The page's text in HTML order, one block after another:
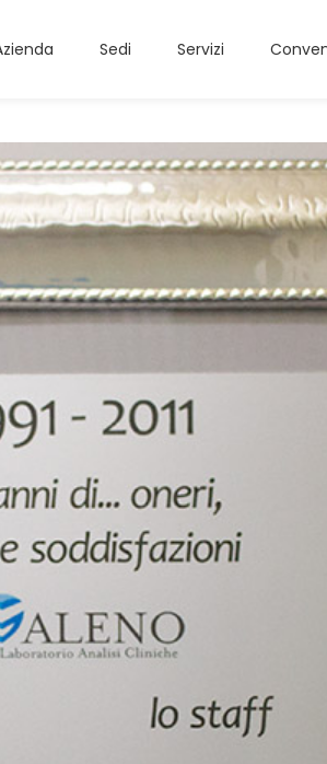
Sedi Servizi